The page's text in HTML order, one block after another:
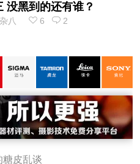
没黑到的还有谁？
八 6
2
糖皮乱谈